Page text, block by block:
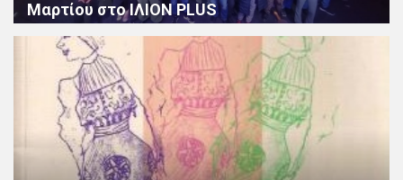
Μαρτίου στο ΙΛΙΟΝ PLUS